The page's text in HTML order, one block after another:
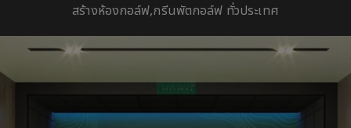
สร้างห้องกอล์ฟ,กรีนพัตกอล์ฟ ทั่วประเทศ